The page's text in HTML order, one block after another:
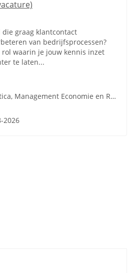
graag klantcontact
van bedrijfsprocessen?
waarin je jouw kennis inzet
te laten...
Economie, Informatica, Management Economie en Recht
2026